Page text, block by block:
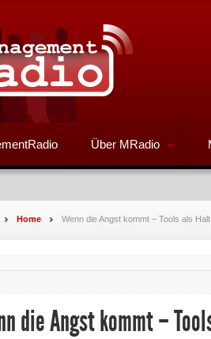
Über MRadio
Home Wenn die Angst kommt – Tools als
die Angst kommt –